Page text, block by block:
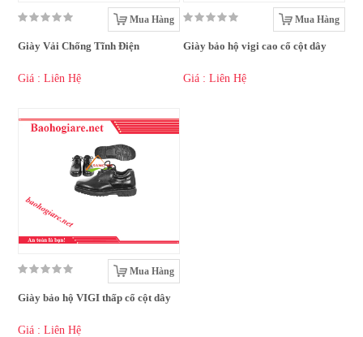
Mua Hàng
Giày Vải Chống Tĩnh Điện
Giá : Liên Hệ
Mua Hàng
Giày bảo hộ vigi cao cổ cột dây
Giá : Liên Hệ
Mua Hàng
Giày bảo hộ VIGI thấp cổ cột dây
Giá : Liên Hệ